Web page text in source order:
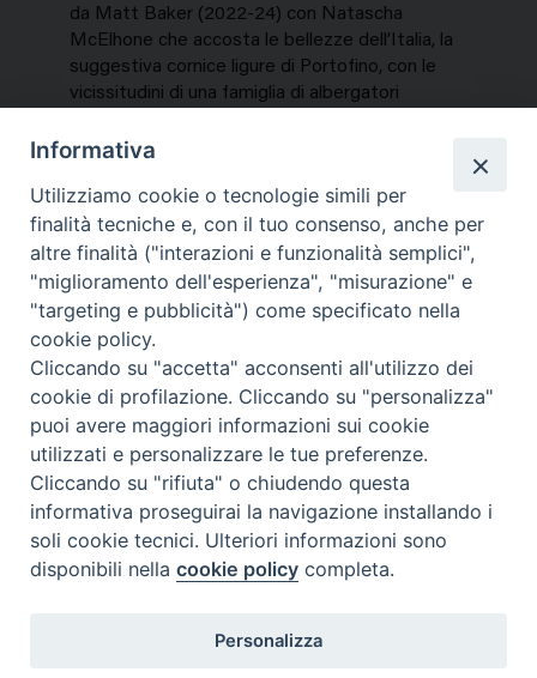
da Matt Baker (2022-24) con Natascha
McElhone che accosta le bellezze dell’Italia, la
suggestiva cornice ligure di Portofino, con le
vicissitudini di una famiglia di albergatori
NEWS, TV E PIATTAFORME
Martedì 28 Luglio 2026
Contatti & Info
C.ne Aurelia, 50 – 00165 Roma
Contatti
Scrivi a: cnvf@chiesacattolica.it
Informativa
Utilizziamo cookie o tecnologie simili per
finalità tecniche e, con il tuo consenso, anche per
altre finalità ("interazioni e funzionalità semplici",
"miglioramento dell'esperienza", "misurazione" e
"targeting e pubblicità") come specificato nella
cookie policy.
Cliccando su "accetta" acconsenti all'utilizzo dei
cookie di profilazione. Cliccando su "personalizza"
puoi avere maggiori informazioni sui cookie
utilizzati e personalizzare le tue preferenze.
Cliccando su "rifiuta" o chiudendo questa
informativa proseguirai la navigazione installando i
soli cookie tecnici. Ulteriori informazioni sono
disponibili nellacookie policy completa.
Personalizza